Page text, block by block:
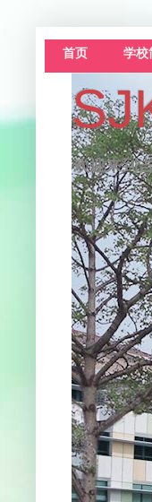
首页 学校
欢迎来到